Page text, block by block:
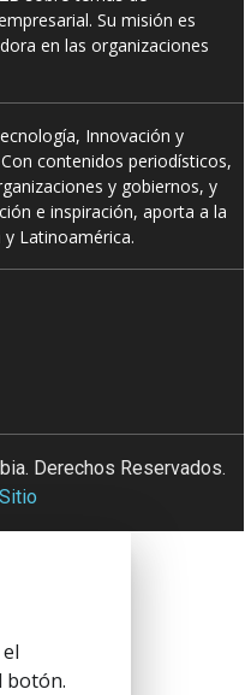
Su misión es
en las organizaciones
Innovación y
contenidos periodísticos,
y gobiernos, y
e inspiración, aporta a la
Latinoamérica.
Derechos Reservados.
botón.